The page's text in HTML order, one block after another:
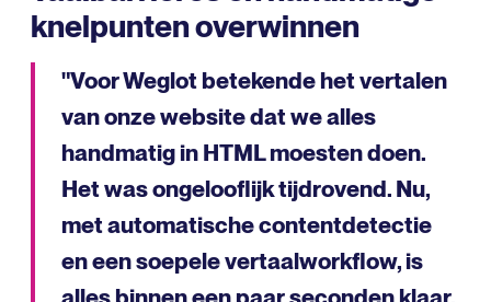
knelpunten overwinnen
"Voor Weglot betekende het vertalen
van onze website dat we alles
handmatig in HTML moesten doen.
Het was ongelooflijk tijdrovend. Nu,
met automatische contentdetectie
en een soepele vertaalworkflow, is
alles binnen een paar seconden klaar.